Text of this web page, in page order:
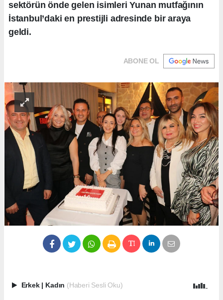
sektörün önde gelen isimleri Yunan mutfağının
İstanbul’daki en prestijli adresinde bir araya
geldi.
ABONE OL
Erkek | Kadın (Haberi Sesli Oku)